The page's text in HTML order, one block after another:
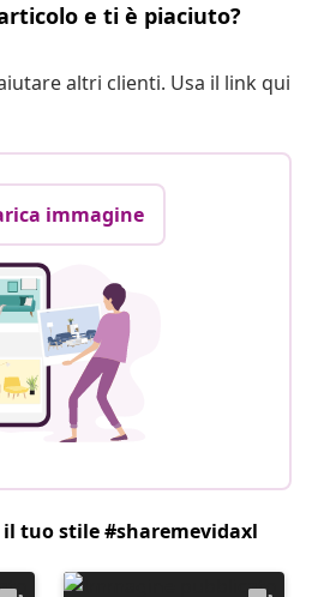
e ti è piaciuto?
altri clienti. Usa il link qui
immagine
tuo stile #sharemevidaxl